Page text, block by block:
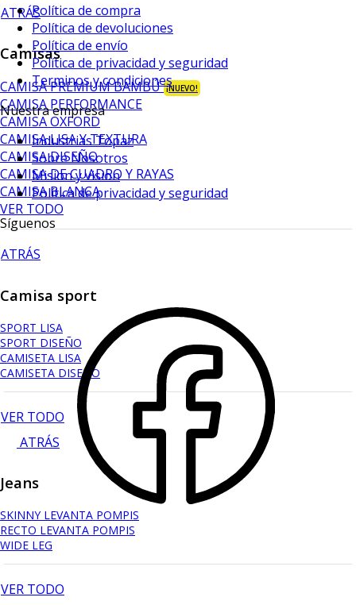
ATRÁS
Camisas
CAMISA PREMIUM BAMBÚ ¡NUEVO!
CAMISA PERFORMANCE
CAMISA OXFORD
CAMISA LISA Y TEXTURA
CAMISA DISEÑO
CAMISA DE CUADRO Y RAYAS
CAMISA BLANCA
VER TODO
ATRÁS
Camisa sport
SPORT LISA
SPORT DISEÑO
CAMISETA LISA
CAMISETA DISEÑO
VER TODO
ATRÁS
Jeans
SKINNY LEVANTA POMPIS
RECTO LEVANTA POMPIS
WIDE LEG
VER TODO
Política de compra
Política de devoluciones
Política de envío
Política de privacidad y seguridad
Terminos y condiciones
Nuestra empresa
Industrias Topaz
Sobre Nosotros
Mision y vision
Política de privacidad y seguridad
Síguenos